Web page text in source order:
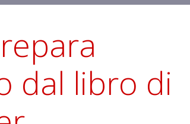
dal libro di